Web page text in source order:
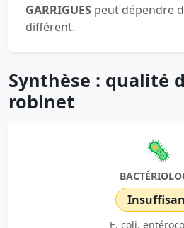
GARRIGUES peut dépendre
différent.
Synthèse : qualité
robinet
🦠
E. coli,